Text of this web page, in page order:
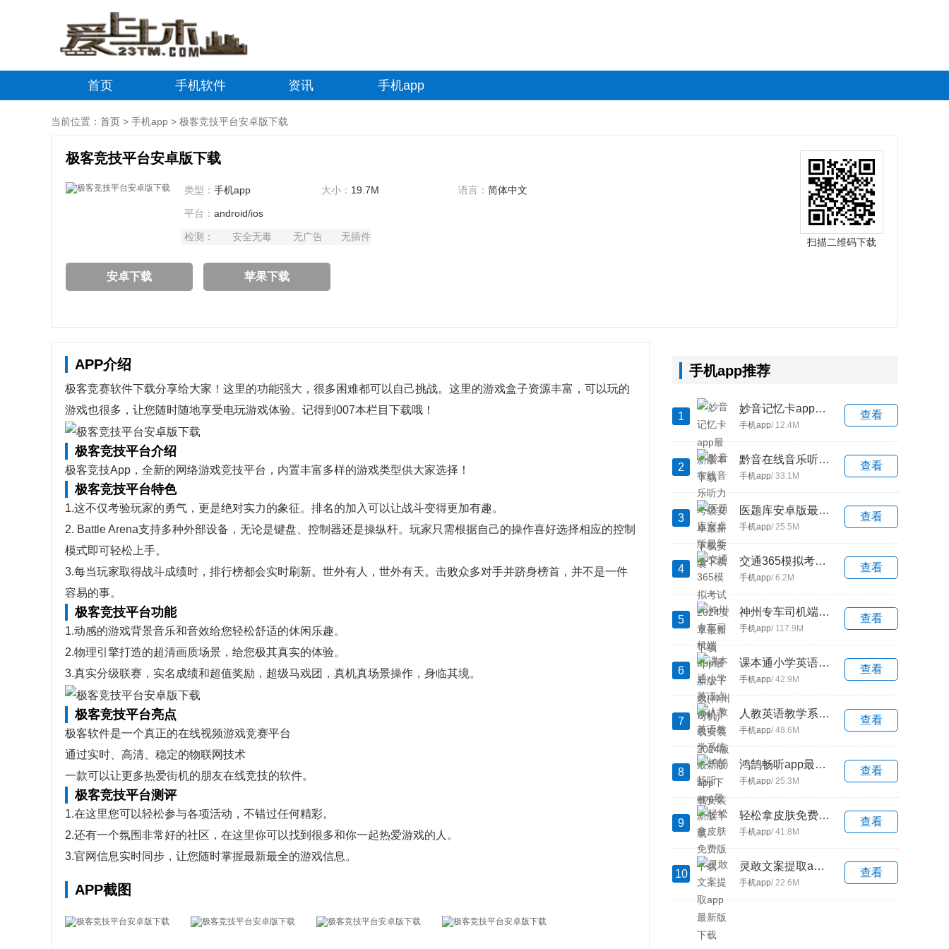
首页 手机软件 资讯 手机app
当前位置： 首页 > 手机app > 极客竞技平台安卓版下载
极客竞技平台安卓版下载
类型： 手机app 大小： 19.7M 语言： 简体中文
平台： android/ios
检测： 安全无毒 无广告 无插件
安卓下载 苹果下载
扫描二维码下载
APP介绍
极客竞赛软件下载分享给大家！这里的功能强大，很多困难都可以自己挑战。这里的游戏盒子资源丰富，可以玩的
游戏也很多，让您随时随地享受电玩游戏体验。记得到007本栏目下载哦！
极客竞技平台介绍
极客竞技App，全新的网络游戏竞技平台，内置丰富多样的游戏类型供大家选择！
极客竞技平台特色
1.这不仅考验玩家的勇气，更是绝对实力的象征。排名的加入可以让战斗变得更加有趣。
2. Battle Arena支持多种外部设备，无论是键盘、控制器还是操纵杆。玩家只需根据自己的操作喜好选择相应的控制
模式即可轻松上手。
3.每当玩家取得战斗成绩时，排行榜都会实时刷新。世外有人，世外有天。击败众多对手并跻身榜首，并不是一件
容易的事。
极客竞技平台功能
1.动感的游戏背景音乐和音效给您轻松舒适的休闲乐趣。
2.物理引擎打造的超清画质场景，给您极其真实的体验。
3.真实分级联赛，实名成绩和超值奖励，超级马戏团，真机真场景操作，身临其境。
极客竞技平台亮点
极客软件是一个真正的在线视频游戏竞赛平台
通过实时、高清、稳定的物联网技术
一款可以让更多热爱街机的朋友在线竞技的软件。
极客竞技平台测评
1.在这里您可以轻松参与各项活动，不错过任何精彩。
2.还有一个氛围非常好的社区，在这里你可以找到很多和你一起热爱游戏的人。
3.官网信息实时同步，让您随时掌握最新最全的游戏信息。
APP截图
手机app推荐
1
妙音记忆卡app最新版本下载
手机app/ 12.4M
查看
2
黔音在线音乐听力考级安卓最新下载安装
手机app/ 33.1M
查看
3
医题库安卓版最新版下载
手机app/ 25.5M
查看
4
交通365模拟考试2024安卓最新下载
手机app/ 6.2M
查看
5
神州专车司机端app最新版下载(神州司机)
手机app/ 117.9M
查看
6
课本通小学英语点读机下载安装2024版
手机app/ 42.9M
查看
7
人教英语教学系统最新版app下载安装
手机app/ 48.6M
查看
8
鸿鹄畅听app最新版下载
手机app/ 25.3M
查看
9
轻松拿皮肤免费版下载
手机app/ 41.8M
查看
10
灵敢文案提取app最新版下载
手机app/ 22.6M
查看